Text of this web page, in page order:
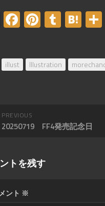
Twitter
Facebook
Pinterest
Tumblr
illust Illustration
PREVIOUS
20250719 FF4発売記念日
トを残す
ント ※